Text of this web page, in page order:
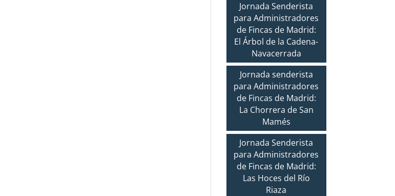
Jornada Senderista
para Administradores
de Fincas de Madrid:
El Árbol de la Cadena-
Navacerrada
Jornada senderista
para Administradores
de Fincas de Madrid:
La Chorrera de San
Mamés
Jornada Senderista
para Administradores
de Fincas de Madrid:
Las Hoces del Río
Riaza